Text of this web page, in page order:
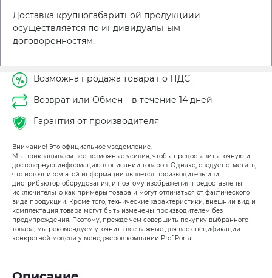
Доставка крупногабаритной продукциии
осуществляется по индивидуальным
договоренностям.
Возможна продажа товара по НДС
Возврат или Обмен – в течение 14 дней
Гарантия от производителя
Внимание! Это официальное уведомление.
Мы прикладываем все возможные усилия, чтобы предоставить точную и
достоверную информацию в описании товаров. Однако, следует отметить,
что источником этой информации является производитель или
дистрибьютор оборудования, и поэтому изображения предоставлены
исключительно как примеры товара и могут отличаться от фактического
вида продукции. Кроме того, технические характеристики, внешний вид и
комплектация товара могут быть изменены производителем без
предупреждения. Поэтому, прежде чем совершить покупку выбранного
товара, мы рекомендуем уточнить все важные для вас спецификации
конкретной модели у менеджеров компании Prof Portal.